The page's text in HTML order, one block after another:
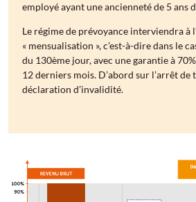
employé ayant une ancienneté de 5 ans
Le régime de prévoyance interviendra à
« mensualisation », c’est-à-dire dans le
du 130ème jour, avec une garantie à
12 derniers mois. D’abord sur l’arrêt de
déclaration d’invalidité.